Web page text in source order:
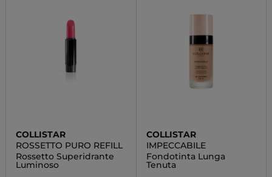
COLLISTAR
ROSSETTO PURO REFILL
Rossetto Superidrante
Luminoso
COLLISTAR
IMPECCABILE
Fondotinta Lunga
Tenuta